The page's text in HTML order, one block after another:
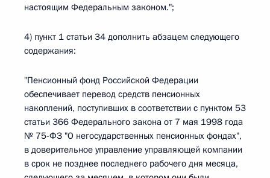
настоящим Федеральным законом.";
4) пункт 1 статьи 34 дополнить абзацем следующего
содержания:
"Пенсионный фонд Российской Федерации
обеспечивает перевод средств пенсионных
накоплений, поступивших в соответствии с пунктом 53
статьи 366 Федерального закона от 7 мая 1998 года
№ 75-ФЗ "О негосударственных пенсионных фондах",
в доверительное управление управляющей компании
в срок не позднее последнего рабочего дня месяца,